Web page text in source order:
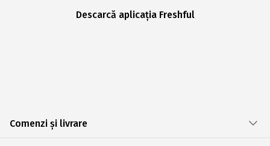
Descarcă aplicația Freshful
Comenzi și livrare